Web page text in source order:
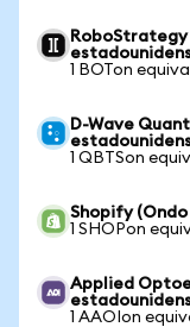
RoboStrategy
1 BOTon
D-Wave
1 QBTSon
Shopify
1 SHOPon
Applied
1 AAOIon